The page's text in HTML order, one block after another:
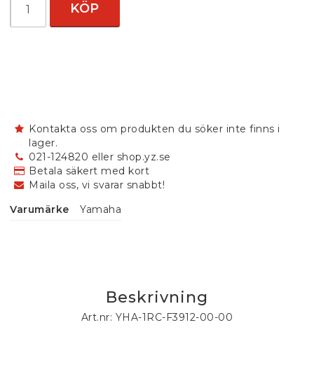
KÖP
Kontakta oss om produkten du söker inte finns i
lager.
021-124820 eller shop.yz.se
Betala säkert med kort
Maila oss, vi svarar snabbt!
Varumärke
Yamaha
Beskrivning
Art.nr: YHA-1RC-F3912-00-00